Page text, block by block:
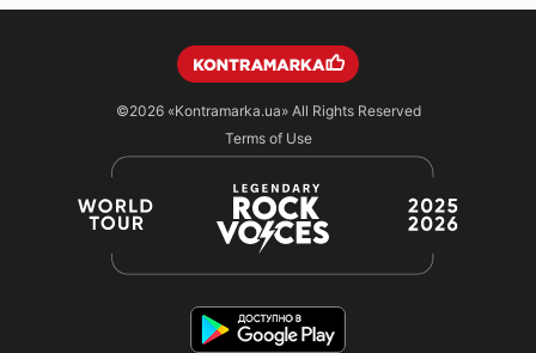
©2026 «Kontramarka.ua»All Rights Reserved
Terms of Use